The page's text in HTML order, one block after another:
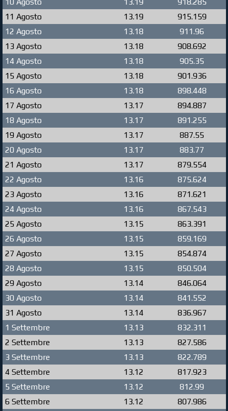
11 Agosto
13.19
915.159
12 Agosto
13.18
911.96
13 Agosto
13.18
908.692
14 Agosto
13.18
905.35
15 Agosto
13.18
901.936
16 Agosto
13.18
898.448
17 Agosto
13.17
894.887
18 Agosto
13.17
891.255
19 Agosto
13.17
887.55
20 Agosto
13.17
883.77
21 Agosto
13.17
879.554
22 Agosto
13.16
875.624
23 Agosto
13.16
871.621
24 Agosto
13.16
867.543
25 Agosto
13.15
863.391
26 Agosto
13.15
859.169
27 Agosto
13.15
854.874
28 Agosto
13.15
850.504
29 Agosto
13.14
846.064
30 Agosto
13.14
841.552
31 Agosto
13.14
836.967
1 Settembre
13.13
832.311
2 Settembre
13.13
827.586
3 Settembre
13.13
822.789
4 Settembre
13.12
817.923
5 Settembre
13.12
812.99
6 Settembre
13.12
807.986